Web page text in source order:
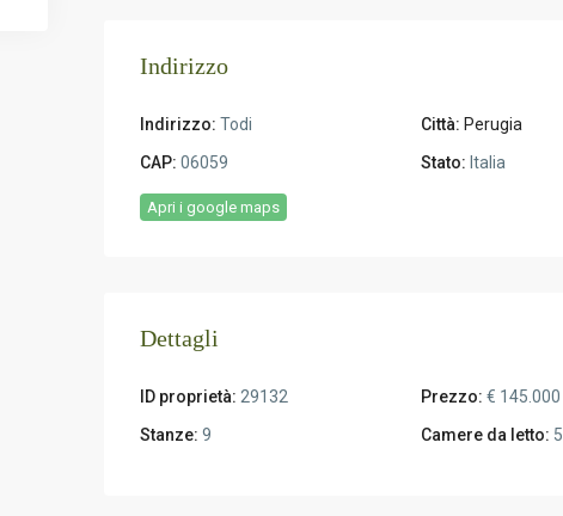
Indirizzo
Indirizzo: Todi Città: Perugia
CAP: 06059 Stato: Italia
Apri i google maps
Dettagli
ID proprietà: 29132 Prezzo: € 145.000
Stanze: 9 Camere da letto: 5